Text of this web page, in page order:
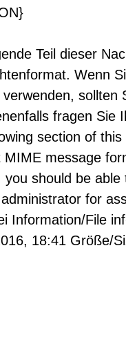
Teil dieser
Wenn
sollten
fragen Sie
section of
MIME message
you should be
for
Information/File
18:41 Größe/